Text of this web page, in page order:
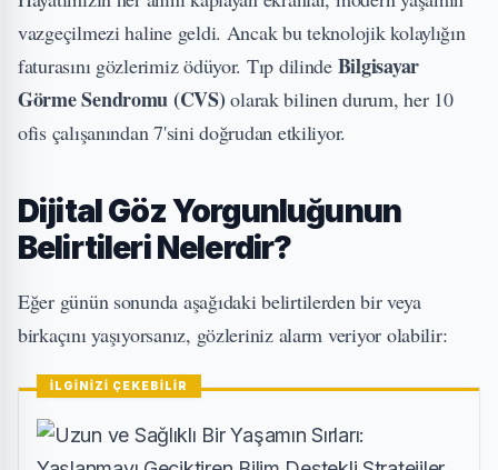
vazgeçilmezi haline geldi. Ancak bu teknolojik kolaylığın
faturasını gözlerimiz ödüyor. Tıp dilinde Bilgisayar
Görme Sendromu (CVS) olarak bilinen durum, her 10
ofis çalışanından 7'sini doğrudan etkiliyor.
Dijital Göz Yorgunluğunun
Belirtileri Nelerdir?
Eğer günün sonunda aşağıdaki belirtilerden bir veya
birkaçını yaşıyorsanız, gözleriniz alarm veriyor olabilir:
İLGİNİZİ ÇEKEBİLİR